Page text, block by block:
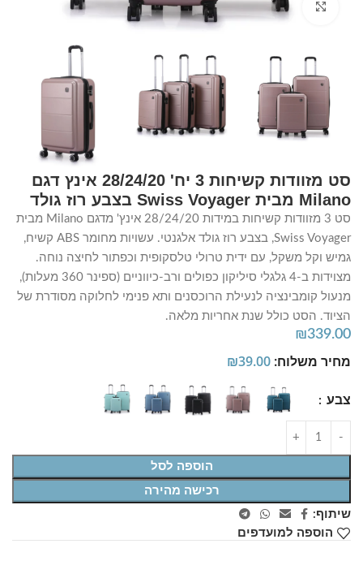
Click to enlarge
סט מזוודות קשיחות 3 יח' 28/24/20 אינץ דגם
Milano מבית Swiss Voyager בצבע רוז גולד
סט 3 מזוודות קשיחות במידות 28/24/20 אינץ' מדגם Milano מבית
Swiss Voyager, בצבע רוז גולד אלגנטי. עשויות מחומר ABS קשיח,
גמיש וקל משקל, עם ידית טרולי טלסקופית וכפתור לחיצה נוחה.
מצוידות ב-4 גלגלי סיליקון כפולים ורב-כיווניים (ספינר 360 מעלות),
מנעול קומבינציה לנעילת הרוכסנים ותא פנימי לחלוקה מסודרת של
הציוד. הסט כולל שנת אחריות מלאה.
₪339.00
מחיר משלוח: ₪39.00
צבע
הוספה לסל
רכישה מהירה
שיתוף:
הוספה למועדפים